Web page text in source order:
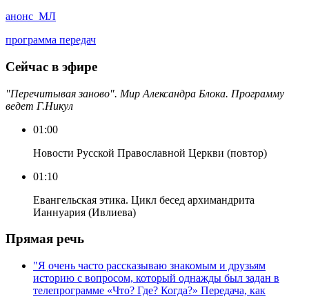
анонс_МЛ
программа передач
Сейчас в эфире
"Перечитывая заново". Мир Александра Блока. Программу
ведет Г.Никул
01:00
Новости Русской Православной Церкви (повтор)
01:10
Евангельская этика. Цикл бесед архимандрита
Ианнуария (Ивлиева)
Прямая речь
"Я очень часто рассказываю знакомым и друзьям
историю с вопросом, который однажды был задан в
телепрограмме «Что? Где? Когда?» Передача, как